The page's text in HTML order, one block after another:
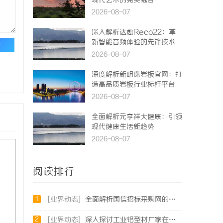
2026-08-07
深入解析达愈Reco22：革
新智能音频体验的先锋技术
2026-08-07
深度解析新明珠岩板官网：打
造高品质岩板行业标杆平台
2026-08-07
全面解析元亨祥大健康：引领
现代健康生活新趋势
2026-08-07
阅读排行
1 [业界动态] 全面解析国信招标采购网的功能与优势，助力企业高效招标采购
2 [业界动态] 深入探讨工业铝型材厂家在现代制造业中的重要角色与发展趋势